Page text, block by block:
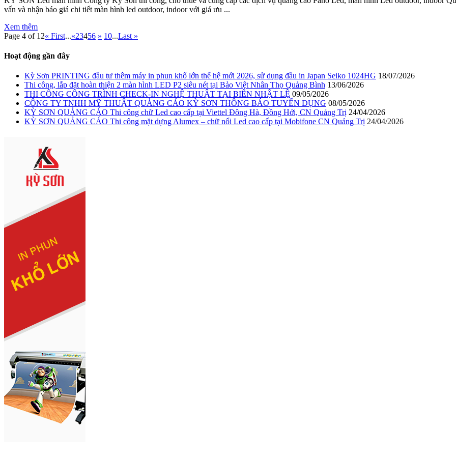
vấn và nhận báo giá chi tiết màn hình led outdoor, indoor với giá ưu ...
Xem thêm
Page 4 of 12« First...«23456 » 10...Last »
Hoạt động gần đây
Kỳ Sơn PRINTING đầu tư thêm máy in phun khổ lớn thế hệ mới 2026, sử dụng đầu in Japan Seiko 1024HG 18/07/2026
Thi công, lắp đặt hoàn thiện 2 màn hình LED P2 siêu nét tại Bảo Việt Nhân Thọ Quảng Bình 13/06/2026
THI CÔNG CÔNG TRÌNH CHECK-IN NGHỆ THUẬT TẠI BIỂN NHẬT LỆ 09/05/2026
CÔNG TY TNHH MỸ THUẬT QUẢNG CÁO KỲ SƠN THÔNG BÁO TUYỂN DỤNG 08/05/2026
KỲ SƠN QUẢNG CÁO Thi công chữ Led cao cấp tại Viettel Đông Hà, Đồng Hới, CN Quảng Trị 24/04/2026
KỲ SƠN QUẢNG CÁO Thi công mặt dựng Alumex – chữ nổi Led cao cấp tại Mobifone CN Quảng Trị 24/04/2026